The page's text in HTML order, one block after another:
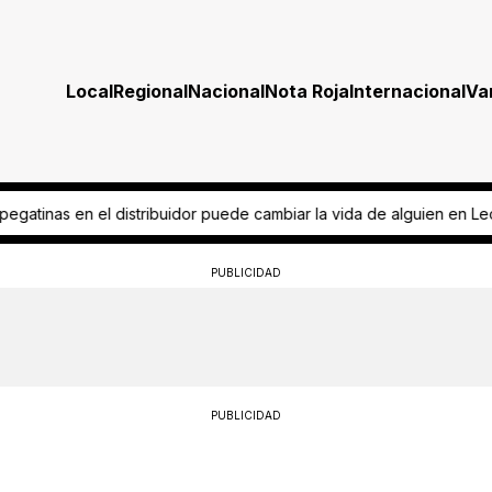
LocalRegionalNacionalNota RojaInternacional
la vida de alguien en LeónKikis Magaña impulsa "Mujeres
PUBLICIDAD
PUBLICIDAD